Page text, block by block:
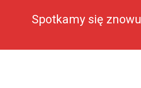
Spotkamy się znowu